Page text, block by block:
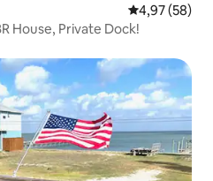
Średnia
4,97 (58)
House, Private Dock!